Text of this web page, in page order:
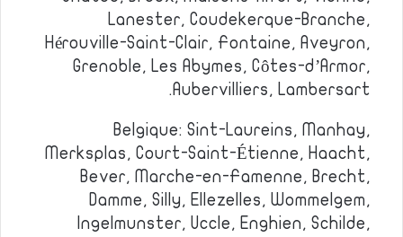
Lanester, Coudekerque-Branche,
Hérouville-Saint-Clair, Fontaine, Aveyron,
Grenoble, Les Abymes, Côtes-d’Armor,
Aubervilliers, Lambersart.
Belgique: Sint-Laureins, Manhay,
Merksplas, Court-Saint-Étienne, Haacht,
Bever, Marche-en-Famenne, Brecht,
Damme, Silly, Ellezelles, Wommelgem,
Ingelmunster, Uccle, Enghien, Schilde,